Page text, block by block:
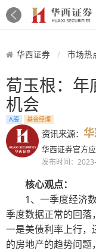
华西证券 市场热
荀玉根：年
机会
A股 基金经理
资讯来源：
华西证券官方
发布时间：
核心观点：
1、一季度经济
季度数据正常的回落
一是美债利率上行，
的房地产的趋势问题